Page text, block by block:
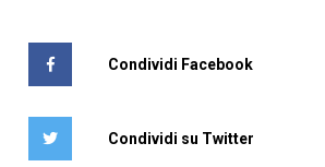
Condividi Facebook
Condividi su Twitter